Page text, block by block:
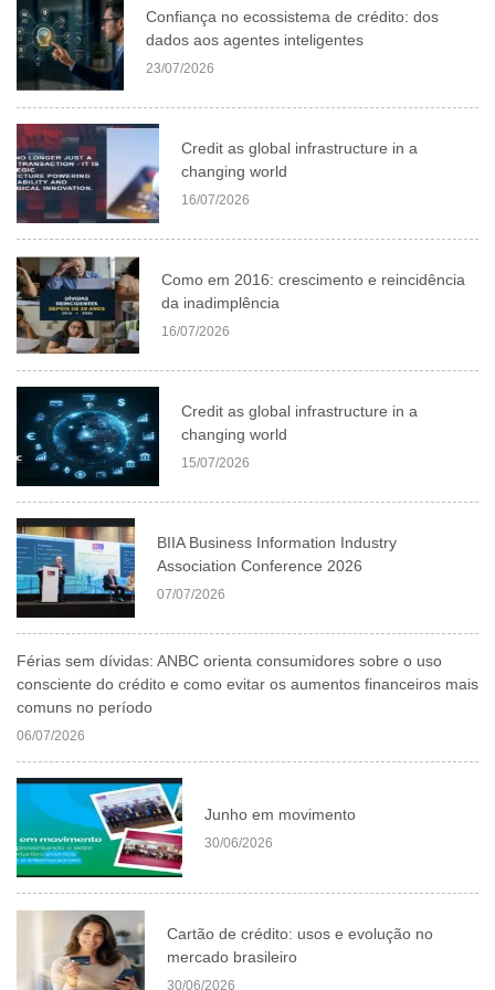
Confiança no ecossistema de crédito: dos
dados aos agentes inteligentes
23/07/2026
Credit as global infrastructure in a
changing world
16/07/2026
Como em 2016: crescimento e reincidência
da inadimplência
16/07/2026
Credit as global infrastructure in a
changing world
15/07/2026
BIIA Business Information Industry
Association Conference 2026
07/07/2026
Férias sem dívidas: ANBC orienta consumidores sobre o uso
consciente do crédito e como evitar os aumentos financeiros mais
comuns no período
06/07/2026
Junho em movimento
30/06/2026
Cartão de crédito: usos e evolução no
mercado brasileiro
30/06/2026